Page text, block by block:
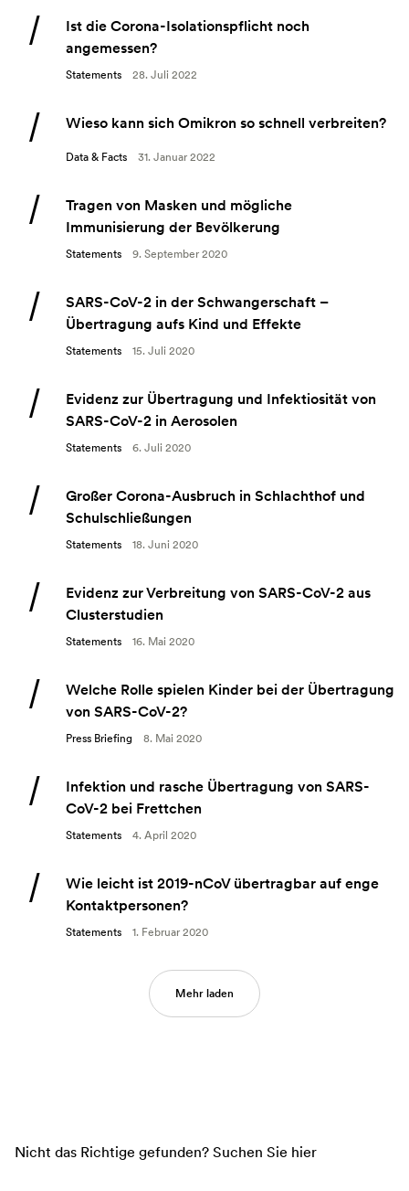
Ist die Corona-Isolationspflicht noch
angemessen?
Statements 28. Juli 2022
Wieso kann sich Omikron so schnell verbreiten?
Data & Facts 31. Januar 2022
Tragen von Masken und mögliche
Immunisierung der Bevölkerung
Statements 9. September 2020
SARS-CoV-2 in der Schwangerschaft –
Übertragung aufs Kind und Effekte
Statements 15. Juli 2020
Evidenz zur Übertragung und Infektiosität von
SARS-CoV-2 in Aerosolen
Statements 6. Juli 2020
Großer Corona-Ausbruch in Schlachthof und
Schulschließungen
Statements 18. Juni 2020
Evidenz zur Verbreitung von SARS-CoV-2 aus
Clusterstudien
Statements 16. Mai 2020
Welche Rolle spielen Kinder bei der Übertragung
von SARS-CoV-2?
Press Briefing 8. Mai 2020
Infektion und rasche Übertragung von SARS-
CoV-2 bei Frettchen
Statements 4. April 2020
Wie leicht ist 2019-nCoV übertragbar auf enge
Kontaktpersonen?
Statements 1. Februar 2020
Mehr laden
Nicht das Richtige gefunden? Suchen Sie hier